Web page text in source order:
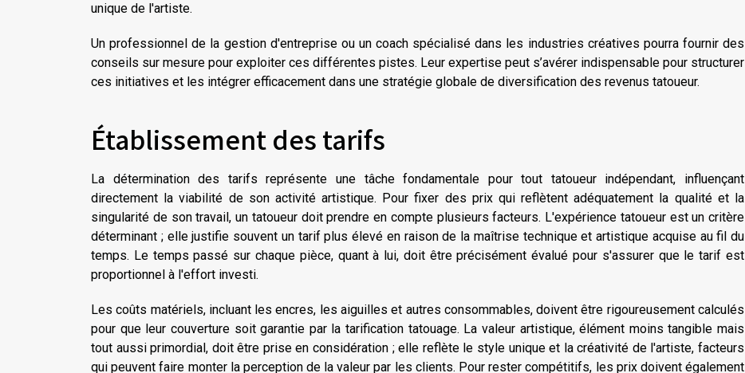
unique de l'artiste.
Un professionnel de la gestion d'entreprise ou un coach spécialisé dans les industries créatives pourra fournir des
conseils sur mesure pour exploiter ces différentes pistes. Leur expertise peut s’avérer indispensable pour structurer
ces initiatives et les intégrer efficacement dans une stratégie globale de diversification des revenus tatoueur.
Établissement des tarifs
La détermination des tarifs représente une tâche fondamentale pour tout tatoueur indépendant, influençant
directement la viabilité de son activité artistique. Pour fixer des prix qui reflètent adéquatement la qualité et la
singularité de son travail, un tatoueur doit prendre en compte plusieurs facteurs. L'expérience tatoueur est un critère
déterminant ; elle justifie souvent un tarif plus élevé en raison de la maîtrise technique et artistique acquise au fil du
temps. Le temps passé sur chaque pièce, quant à lui, doit être précisément évalué pour s'assurer que le tarif est
proportionnel à l'effort investi.
Les coûts matériels, incluant les encres, les aiguilles et autres consommables, doivent être rigoureusement calculés
pour que leur couverture soit garantie par la tarification tatouage. La valeur artistique, élément moins tangible mais
tout aussi primordial, doit être prise en considération ; elle reflète le style unique et la créativité de l'artiste, facteurs
qui peuvent faire monter la perception de la valeur par les clients. Pour rester compétitifs, les prix doivent également